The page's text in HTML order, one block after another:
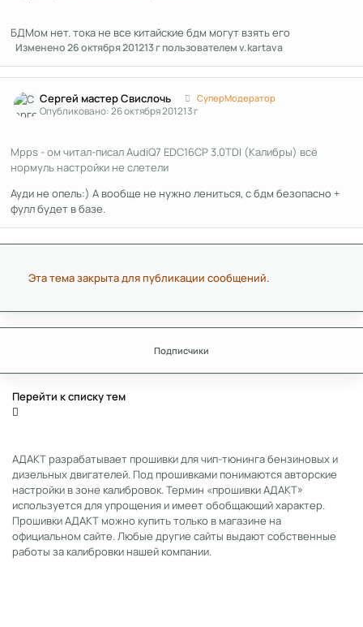
БДМом нет. тока не все китайские бдм могут взять его
Изменено26 октября 201213 гпользователем v.kartava
Сергей мастер Свислочь СуперМодератор
Опубликовано:26 октября 201213 г
Mpps - ом читал-писал AudiQ7 EDC16CP 3.0TDI (Калибры) всё
нормуль настройки не слетели
Ауди не опель:) А вообще не нужно лениться, с бдм безопасно +
фулл будет в базе.
Эта тема закрыта для публикации сообщений.
Подписчики
Перейти к списку тем
АДАКТ разрабатывает прошивки для чип-тюнинга бензиновых и
дизельных двигателей. Под прошивками понимаются авторские
настройки в зоне калибровок. Термин «прошивки АДАКТ»
используется для упрощения и имеет обобщающий характер.
Прошивки АДАКТ можно купить только в магазине на
официальном сайте. Любые другие сайты выдают собственные
работы за калибровки нашей компании.